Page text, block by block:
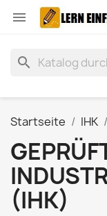

search
Startseite IHK
(IHK)